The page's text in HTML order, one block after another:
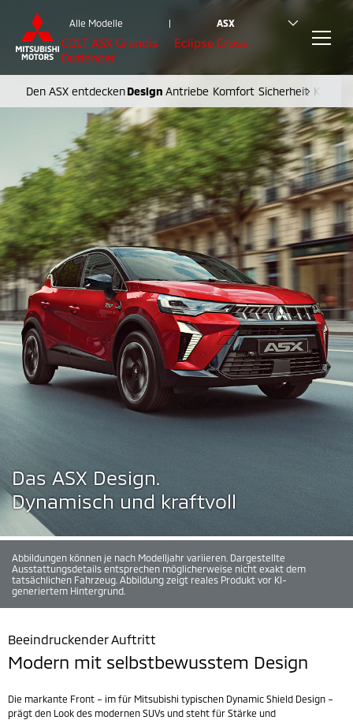
Alle Modelle | ASX
COLT ASX Grandis
Eclipse Cross
Outlander
Das ASX Design.
Dynamisch und kraftvoll
Abbildungen können je nach Modelljahr variieren. Dargestellte
Ausstattungsdetails entsprechen möglicherweise nicht exakt dem
tatsächlichen Fahrzeug. Abbildung zeigt reales Produkt vor KI-
generiertem Hintergrund.
Den ASX entdecken Design Antriebe Komfort Sicherheit
Beeindruckender Auftritt
Modern mit selbstbewusstem Design
Die markante Front – im für Mitsubishi typischen Dynamic Shield Design –
prägt den Look des modernen SUVs und steht für Stärke und